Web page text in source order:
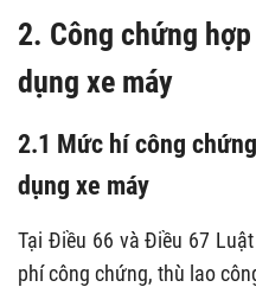
2. Công chứng
dụng xe máy
2.1 Mức hí công
dụng xe máy
Tại Điều 66 và Điều 67
phí công chứng, thù lao